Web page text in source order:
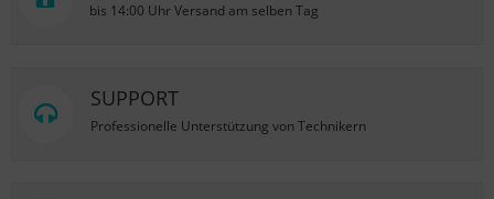
bis 14:00 Uhr Versand am selben Tag
SUPPORT
Professionelle Unterstützung von Technikern